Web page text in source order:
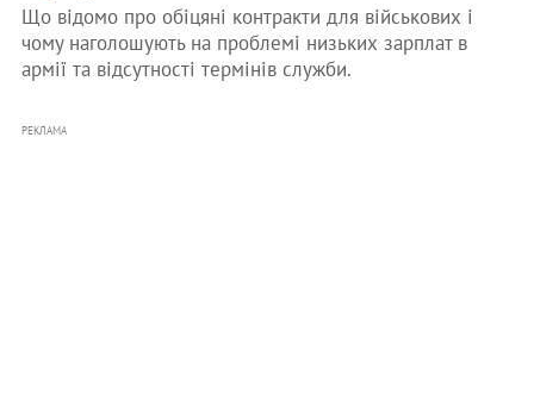
Що відомо про обіцяні контракти для військових і
чому наголошують на проблемі низьких зарплат в
армії та відсутності термінів служби.
РЕКЛАМА